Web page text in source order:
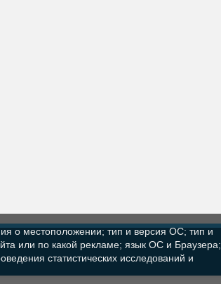
о местоположении; тип и версия ОС; тип и
или по какой рекламе; язык ОС и Браузера;
статистических исследований и